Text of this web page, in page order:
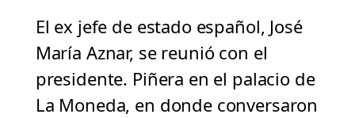
El ex jefe de estado español, José
María Aznar, se reunió con el
presidente. Piñera en el palacio de
La Moneda, en donde conversaron